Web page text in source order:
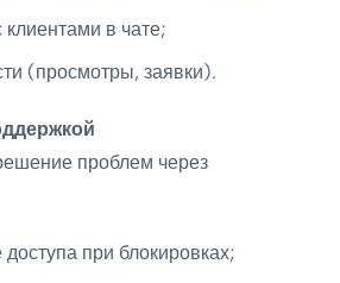
в чате;
(просмотры, заявки).
проблем через
при блокировках;